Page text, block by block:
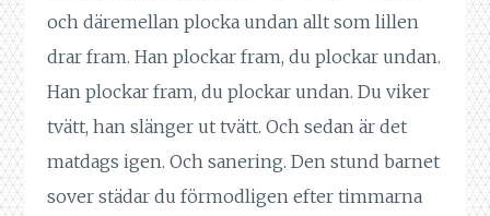
och däremellan plocka undan allt som lillen
drar fram. Han plockar fram, du plockar undan.
Han plockar fram, du plockar undan. Du viker
tvätt, han slänger ut tvätt. Och sedan är det
matdags igen. Och sanering. Den stund barnet
sover städar du förmodligen efter timmarna